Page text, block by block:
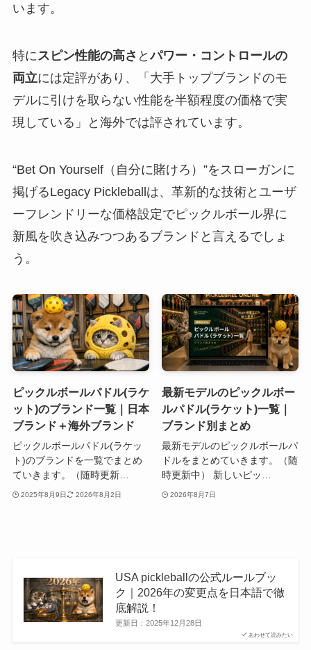
います。
特に スピン性能の高さ とパワー・コントロールの
両立には定評があり、「大手トップブランドのモ
デルに引けを取らない性能を半額程度の価格で実
現している」と海外では評されています。
“Bet On Yourself（自分に賭けろ）”をスローガンに
掲げるLegacy Pickleballは、革新的な技術とユーザ
ーフレンドリーな価格設定でピックルボール界に
新風を吹き込みつつあるブランドと言えるでしょ
う。
ピックルボールパドル(ラケ
ット)のブランド一覧｜日本
ブランド＋海外ブランド
ピックルボールパドル(ラケッ
ト)のブランドを一覧でまとめ
ていきます。（随時更新…
2025年8月9日 2026年8月2日
最新モデルのピックルボー
ルパドル(ラケット)一覧｜
ブランド別まとめ
最新モデルのピックルボールパ
ドルをまとめていきます。（随
時更新中） 新しいピッ…
2026年8月7日
あわせて読みたい
USA pickleballの公式ルールブッ
ク｜2026年の変更点を日本語で徹
底解説！
更新日： 2025年12月28日